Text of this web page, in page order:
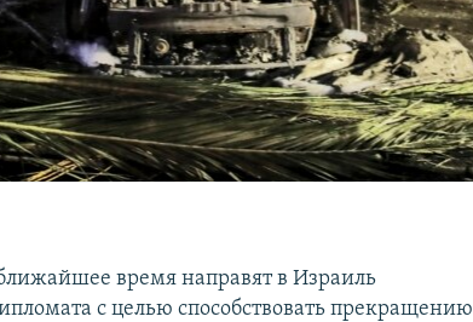
время направят в Израиль
с целью способствовать прекращению